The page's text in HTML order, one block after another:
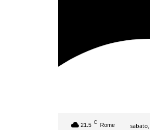
21.5 C Rome